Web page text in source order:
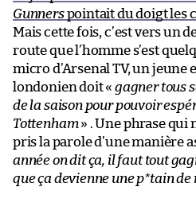
Gunnerspointait du doigt les
Mais cette fois, c’est vers un
route que l’homme s’est
micro d’Arsenal TV, un jeune
londonien doit « gagner tous
de la saison pour pouvoir
Tottenham» . Une phrase qui
pris la parole d’une manière
année on dit ça, il faut tout
que ça devienne une p*tain de